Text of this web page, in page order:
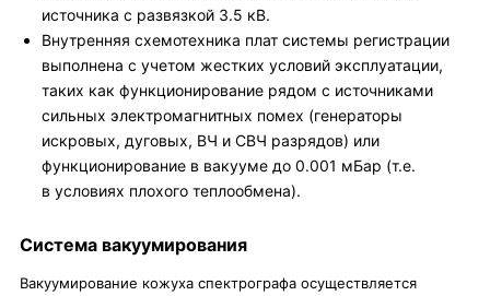
источника с развязкой 3.5 кВ.
Внутренняя схемотехника плат системы регистрации
выполнена с учетом жестких условий эксплуатации,
таких как функционирование рядом с источниками
сильных электромагнитных помех (генераторы
искровых, дуговых, ВЧ и СВЧ разрядов) или
функционирование в вакууме до 0.001 мБар (т.е.
в условиях плохого теплообмена).
Система вакуумирования
Вакуумирование кожуха спектрографа осуществляется